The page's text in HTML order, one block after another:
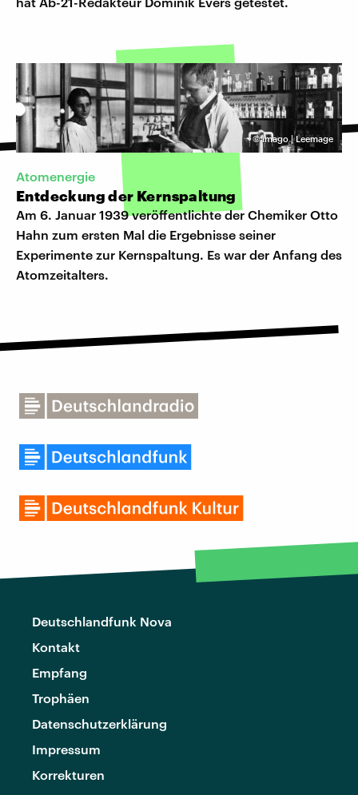
©imago | Leemage
Atomenergie
Entdeckung der Kernspaltung
Am 6. Januar 1939 veröffentlichte der Chemiker Otto
Hahn zum ersten Mal die Ergebnisse seiner
Experimente zur Kernspaltung. Es war der Anfang des
Atomzeitalters.
Deutschlandfunk Nova
Kontakt
Empfang
Trophäen
Datenschutzerklärung
Impressum
Korrekturen